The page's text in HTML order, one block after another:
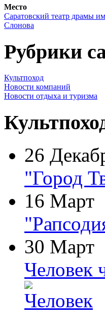
Место
Саратовский театр драмы
Слонова
Рубрики
Культпоход
Новости компаний
Новости отдыха и туризма
26
"Город
16 Март
30 Март
Человек